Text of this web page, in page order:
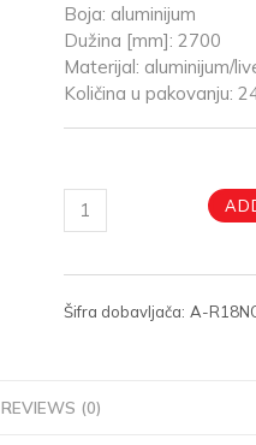
Boja: aluminijum
Dužina [mm]: 2700
Materijal: aluminijum/
Količina u pakovanju:
Šifra dobavljača: A-
REVIEWS (0)